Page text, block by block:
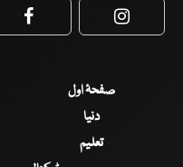
Facebook
صفحۂ اول
دنیا
تعلیم